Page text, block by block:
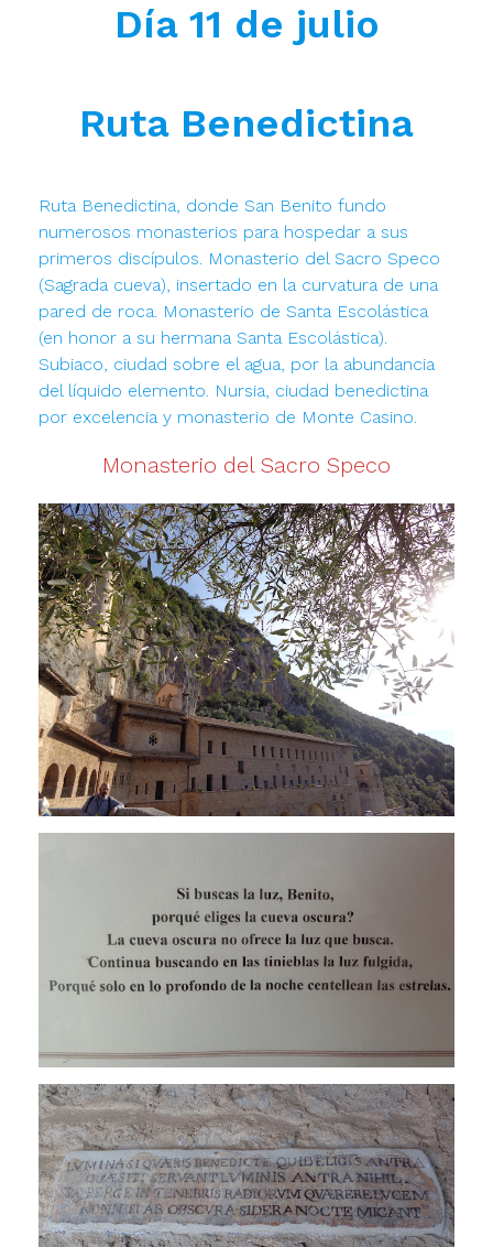
Día 11 de julio
Ruta Benedictina
Ruta Benedictina, donde San Benito fundo
numerosos monasterios para hospedar a sus
primeros discípulos. Monasterio del Sacro Speco
(Sagrada cueva), insertado en la curvatura de una
pared de roca. Monasterio de Santa Escolástica
(en honor a su hermana Santa Escolástica).
Subiaco, ciudad sobre el agua, por la abundancia
del líquido elemento. Nursia, ciudad benedictina
por excelencia y monasterio de Monte Casino.
Monasterio del Sacro Speco